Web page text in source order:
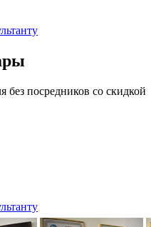
без посредников со скидкой